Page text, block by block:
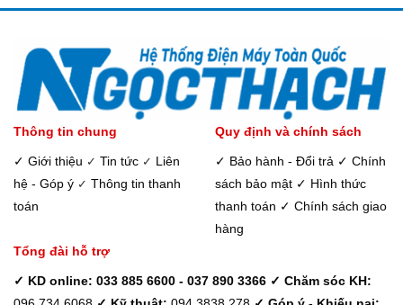
Thông tin chung
✓ Giới thiệu ✓ Tin tức ✓ Liên
hệ - Góp ý ✓ Thông tin thanh
toán
Quy định và chính sách
✓ Bảo hành - Đổi trả ✓ Chính
sách bảo mật ✓ Hình thức
thanh toán ✓ Chính sách giao
hàng
Tổng đài hỗ trợ
✓ KD online: 033 885 6600 - 037 890 3366 ✓ Chăm sóc KH: